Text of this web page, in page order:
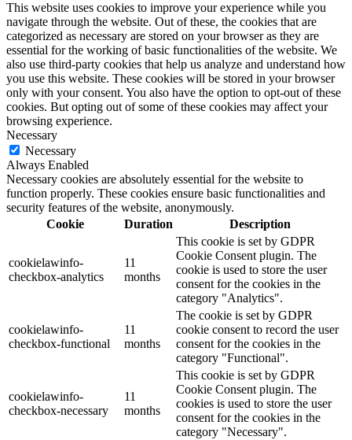
This website uses cookies to improve your experience while you
navigate through the website. Out of these, the cookies that are
categorized as necessary are stored on your browser as they are
essential for the working of basic functionalities of the website. We
also use third-party cookies that help us analyze and understand how
you use this website. These cookies will be stored in your browser
only with your consent. You also have the option to opt-out of these
cookies. But opting out of some of these cookies may affect your
browsing experience.
Necessary
Necessary
Always Enabled
Necessary cookies are absolutely essential for the website to
function properly. These cookies ensure basic functionalities and
security features of the website, anonymously.
Cookie
Duration Description
cookielawinfo-
checkbox-analytics
11
months
This cookie is set by GDPR
Cookie Consent plugin. The
cookie is used to store the user
consent for the cookies in the
category "Analytics".
cookielawinfo-
checkbox-functional
11
months
The cookie is set by GDPR
cookie consent to record the user
consent for the cookies in the
category "Functional".
cookielawinfo-
checkbox-necessary
11
months
This cookie is set by GDPR
Cookie Consent plugin. The
cookies is used to store the user
consent for the cookies in the
category "Necessary".